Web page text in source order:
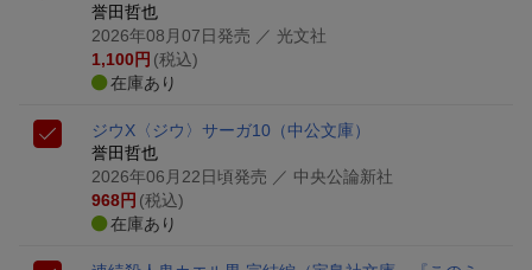
誉田哲也
2026年08月07日発売 ／ 光文社
1,100円 (税込)
在庫あり
ジウX 〈ジウ〉サーガ10 （中公文庫）
誉田哲也
2026年06月22日頃発売 ／ 中央公論新社
968円 (税込)
在庫あり